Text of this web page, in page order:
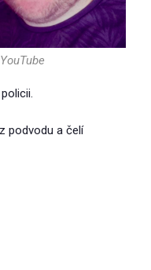
podvodu a čelí